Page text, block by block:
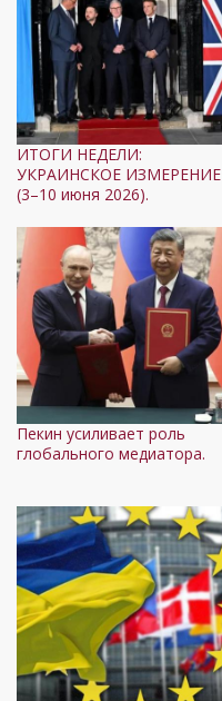
ИТОГИ НЕДЕЛИ:
УКРАИНСКОЕ ИЗМЕРЕНИЕ
(3–10 июня 2026).
Пекин усиливает роль
глобального медиатора.